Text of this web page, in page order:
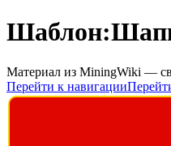
Материал из MiningWiki —
Перейти к навигации